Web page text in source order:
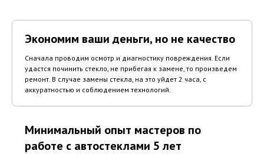
Экономим ваши деньги, но не качество
Сначала проводим осмотр и диагностику повреждения. Если
удастся починить стекло, не прибегая к замене, то произведем
ремонт. В случае замены стекла, на это уйдет 2 часа, с
аккуратностью и соблюдением технологий.
Минимальный опыт мастеров по
работе с автостеклами 5 лет